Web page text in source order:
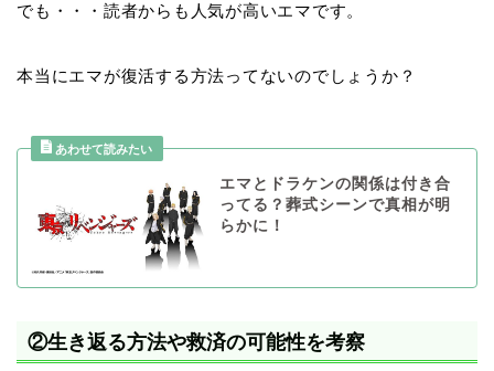
でも・・・読者からも人気が高いエマです。
本当にエマが復活する方法ってないのでしょうか？
エマとドラケンの関係は付き合
ってる？葬式シーンで真相が明
らかに！
②生き返る方法や救済の可能性を考察